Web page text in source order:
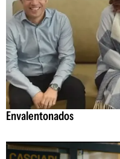
Envalentonados